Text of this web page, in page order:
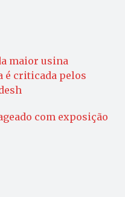
maior usina
é criticada pelos
com exposição